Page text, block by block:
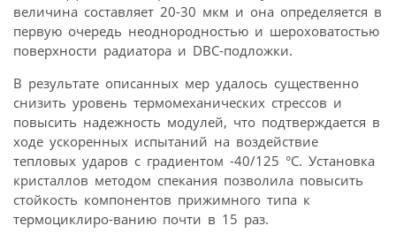
величина составляет 20-30 мкм и она определяется в
первую очередь неоднородностью и шероховатостью
поверхности радиатора и DBC-подложки.
В результате описанных мер удалось существенно
снизить уровень термомеханических стрессов и
повысить надежность модулей, что подтверждается в
ходе ускоренных испытаний на воздействие
тепловых ударов с градиентом -40/125 °C. Установка
кристаллов методом спекания позволила повысить
стойкость компонентов прижимного типа к
термоциклиро-ванию почти в 15 раз.